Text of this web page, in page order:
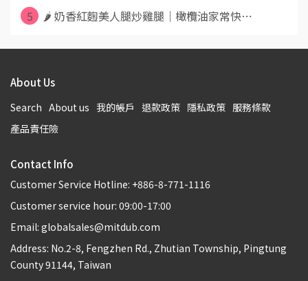
5
🌶️ 奶香紅麴美人腿炒雞腿｜橄欖油家常快⋯
About Us
Search About us 我的帳戶 退款政策 隱私政策 服務條款
產品責任險
Contact Info
Customer Service Hotline: +886-8-771-1116
Customer service hour: 09:00-17:00
Email: globalsales@mitdub.com
Address: No.2-8, Fengzhen Rd., Zhutian Township, Pingtung
County 91144, Taiwan